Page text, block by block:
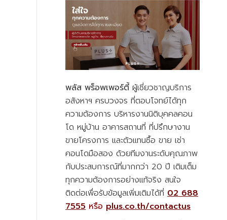
พลัส พร็อพเพอร์ตี้ ผู้เชี่ยวชาญบริการ
อสังหาฯ ครบวงจร ที่ตอบโจทย์ได้ทุก
ความต้องการ บริหารงานนิติบุคคลคอน
โด หมู่บ้าน อาคารสถานที่ ที่ปรึกษางาน
ขายโครงการ และตัวแทนซื้อ ขาย เช่า
คอนโดมือสอง ด้วยทีมงานระดับคุณภาพ
กับประสบการณ์ที่มากกว่า 20 ปี เติมเต็ม
ทุกความต้องการอย่างแท้จริง สนใจ
ติดต่อเพื่อรับข้อมูลเพิ่มเติมได้ที่02 688
7555หรือ plus.co.th/contactus